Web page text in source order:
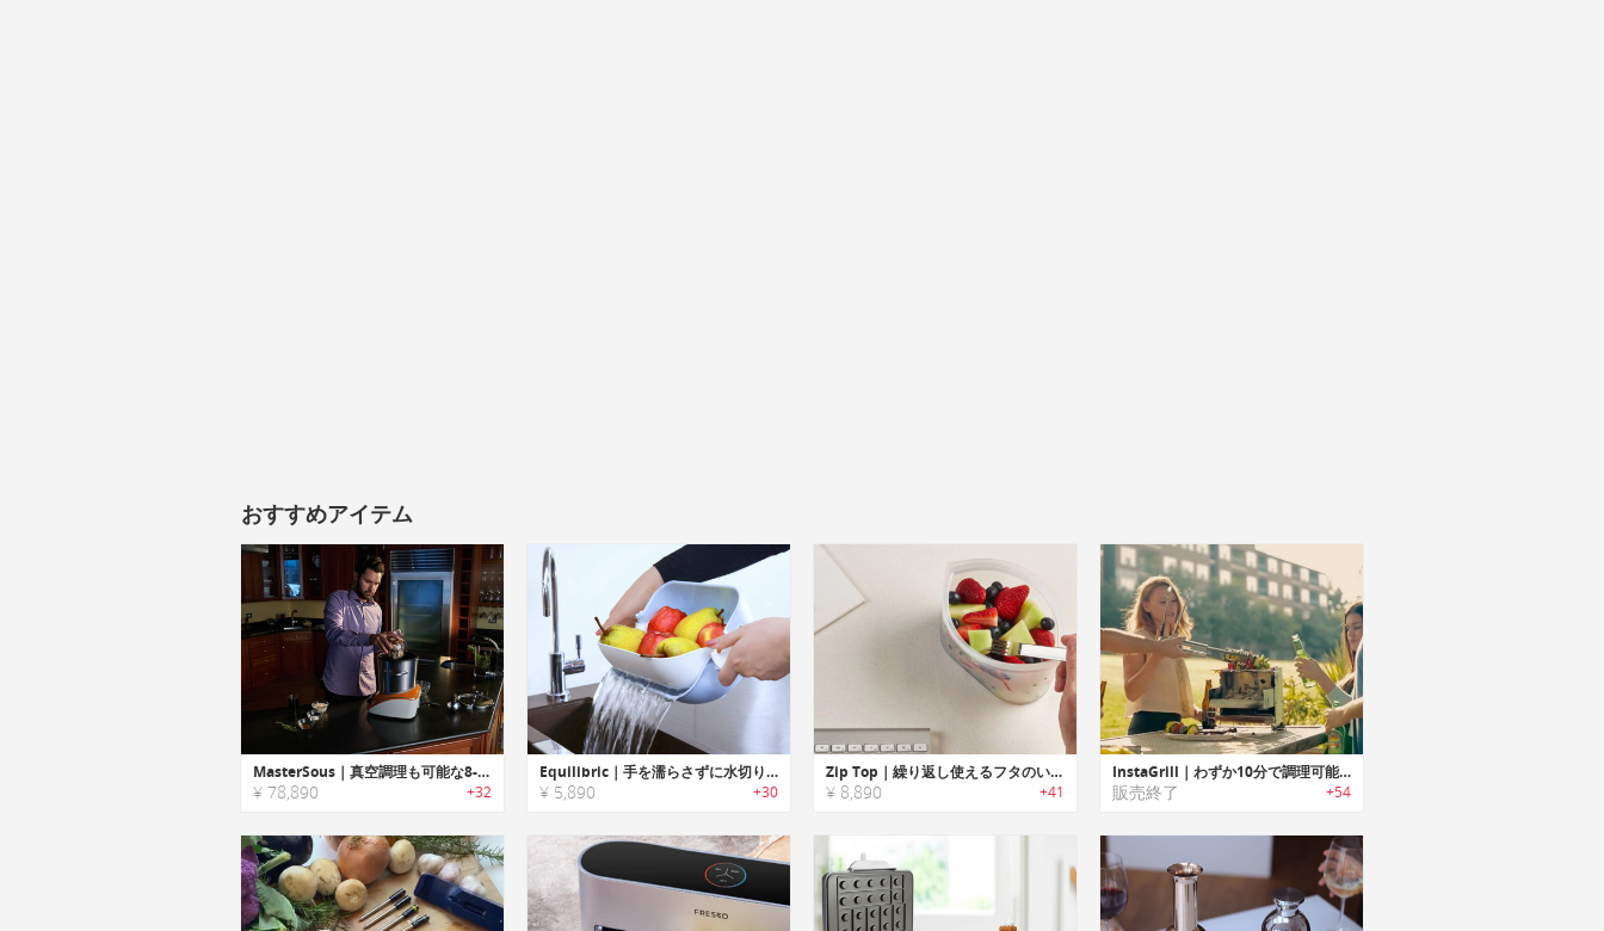
おすすめアイテム
MasterSous｜真空調理も可能な8-in-1スマートクッカー「マスタースー」
¥ 78,890 +32
Equilibric｜手を濡らさずに水切りできる3 in 1ボウル「イクルブリック」
¥ 5,890 +30
Zip Top｜繰り返し使えるフタのいらないジップ式フードコンテナ「ジップトップ」
¥ 8,890 +41
InstaGrill｜わずか10分で調理可能なコンパクトBBQグリル「インスタグリル」
販売終了 +54